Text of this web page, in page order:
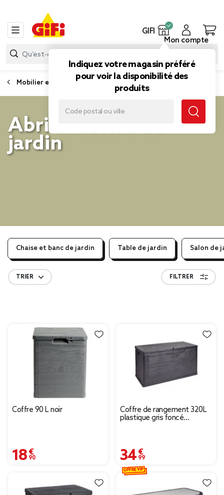
GIFI
Indiquez votre magasin préféré
pour voir la disponibilité des
produits
Mon compte
Mobilier extérieur
Abri et coffre de
jardin
Chaise et banc de jardin Table de jardin Salon de
TRIER FILTRER
Coffre 90 L noir
18,90 €
Coffre de rangement 320L
plastique gris foncé
34,99 €
OFFRE VIP